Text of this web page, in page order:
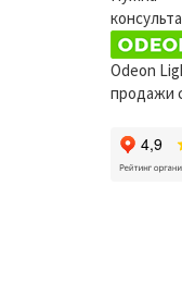
Odeon
продажи